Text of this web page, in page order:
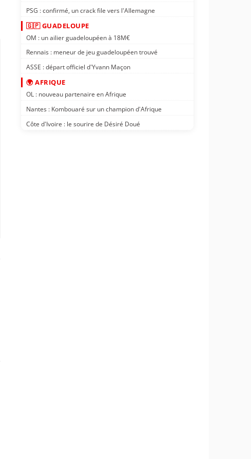
PSG : confirmé, un crack file vers l'Allemagne
🇬🇵 GUADELOUPE
OM : un ailier guadeloupéen à 18M€
Rennais : meneur de jeu guadeloupéen trouvé
ASSE : départ officiel d'Yvann Maçon
🌍 AFRIQUE
OL : nouveau partenaire en Afrique
Nantes : Kombouaré sur un champion d'Afrique
Côte d'Ivoire : le sourire de Désiré Doué